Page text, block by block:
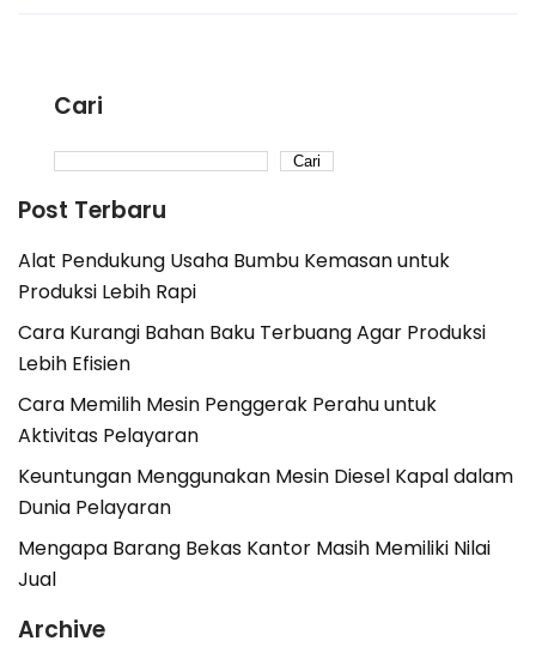
Cari
Cari
Post Terbaru
Alat Pendukung Usaha Bumbu Kemasan untuk
Produksi Lebih Rapi
Cara Kurangi Bahan Baku Terbuang Agar Produksi
Lebih Efisien
Cara Memilih Mesin Penggerak Perahu untuk
Aktivitas Pelayaran
Keuntungan Menggunakan Mesin Diesel Kapal dalam
Dunia Pelayaran
Mengapa Barang Bekas Kantor Masih Memiliki Nilai
Jual
Archive